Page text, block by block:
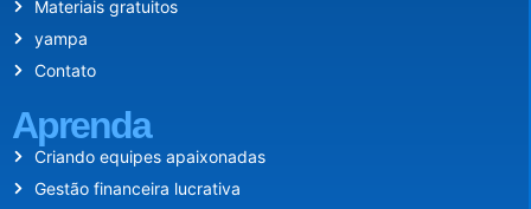
Materiais gratuitos
yampa
Contato
Aprenda
Criando equipes apaixonadas
Gestão financeira lucrativa